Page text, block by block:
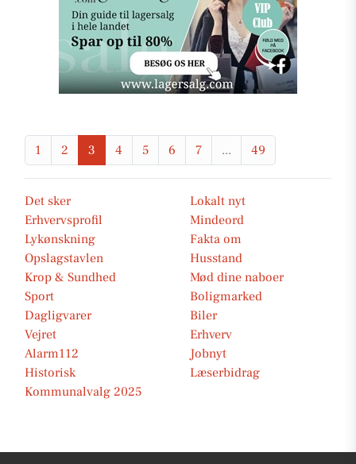
1 2 3 4 5 6 7 ... 49
Det sker
Lokalt nyt
Erhvervsprofil
Mindeord
Lykønskning
Fakta om
Opslagstavlen
Husstand
Krop & Sundhed
Mød dine naboer
Sport
Boligmarked
Dagligvarer
Biler
Vejret
Erhverv
Alarm112
Jobnyt
Historisk
Læserbidrag
Kommunalvalg 2025